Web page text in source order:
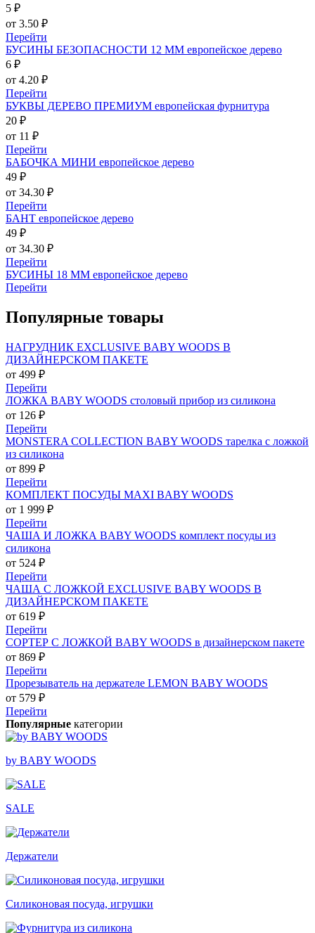
5 ₽
от 3.50 ₽
Перейти
БУСИНЫ БЕЗОПАСНОСТИ 12 ММ европейское дерево
6 ₽
от 4.20 ₽
Перейти
БУКВЫ ДЕРЕВО ПРЕМИУМ европейская фурнитура
20 ₽
от 11 ₽
Перейти
БАБОЧКА МИНИ европейское дерево
49 ₽
от 34.30 ₽
Перейти
БАНТ европейское дерево
49 ₽
от 34.30 ₽
Перейти
БУСИНЫ 18 ММ европейское дерево
Перейти
Популярные товары
НАГРУДНИК EXCLUSIVE BABY WOODS В
ДИЗАЙНЕРСКОМ ПАКЕТЕ
от 499 ₽
Перейти
ЛОЖКА BABY WOODS столовый прибор из силикона
от 126 ₽
Перейти
MONSTERA COLLECTION BABY WOODS тарелка с ложкой
из силикона
от 899 ₽
Перейти
КОМПЛЕКТ ПОСУДЫ MAXI BABY WOODS
от 1 999 ₽
Перейти
ЧАША И ЛОЖКА BABY WOODS комплект посуды из
силикона
от 524 ₽
Перейти
ЧАША С ЛОЖКОЙ EXCLUSIVE BABY WOODS В
ДИЗАЙНЕРСКОМ ПАКЕТЕ
от 619 ₽
Перейти
СОРТЕР С ЛОЖКОЙ BABY WOODS в дизайнерском пакете
от 869 ₽
Перейти
Прорезыватель на держателе LEMON BABY WOODS
от 579 ₽
Перейти
Популярные категории
by BABY WOODS
SALE
Держатели
Силиконовая посуда, игрушки